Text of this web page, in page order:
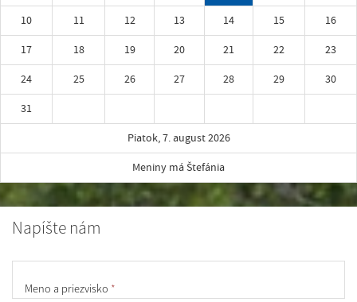
10
11 12 13 14 15
16
17
18 19 20 21 22
23
24
25 26 27 28 29
30
31
Piatok, 7. august 2026
Meniny má Štefánia
Napíšte nám
Meno a priezvisko *